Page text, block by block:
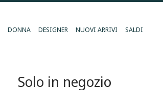
DONNA DESIGNER NUOVI ARRIVI SALDI
Solo in negozio